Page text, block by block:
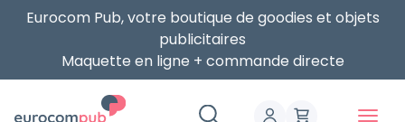
Eurocom Pub, votre boutique de goodies et objets
publicitaires
Maquette en ligne + commande directe